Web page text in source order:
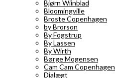
Bjørn Wiinblad
Bloomingville
Broste Copenhagen
by Brorson
By Fogstrup
By Lassen
By Wirth
Børge Mogensen
Cam Cam Copenhagen
Dialægt